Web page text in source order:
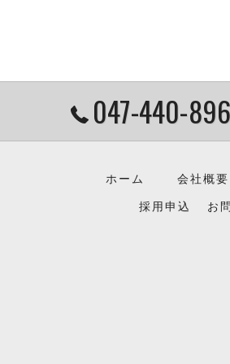
047-440-
ホーム 会社概要
採用申込
お